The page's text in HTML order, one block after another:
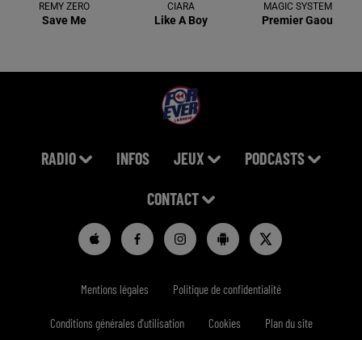
REMY ZERO
Save Me
CIARA
Like A Boy
MAGIC SYSTEM
Premier Gaou
RADIO INFOS JEUX PODCASTS
CONTACT
Mentions légales Politique de confidentialité
Conditions générales d'utilisation Cookies Plan du site